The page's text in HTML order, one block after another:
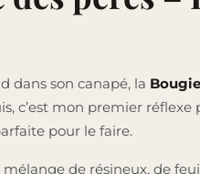
dans son canapé, la
c’est mon premier
pour le faire.
de résineux, de